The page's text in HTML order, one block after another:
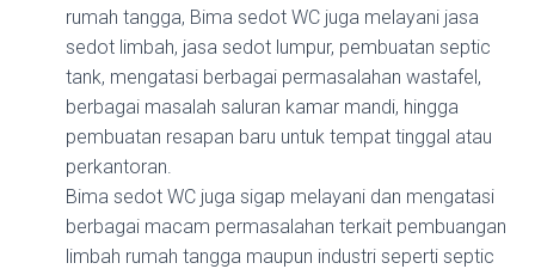
rumah tangga, Bima sedot WC juga melayani jasa
sedot limbah, jasa sedot lumpur, pembuatan septic
tank, mengatasi berbagai permasalahan wastafel,
berbagai masalah saluran kamar mandi, hingga
pembuatan resapan baru untuk tempat tinggal atau
perkantoran.
Bima sedot WC juga sigap melayani dan mengatasi
berbagai macam permasalahan terkait pembuangan
limbah rumah tangga maupun industri seperti septic